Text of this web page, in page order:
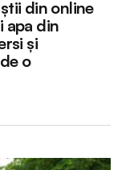
din online
apa din
și
o